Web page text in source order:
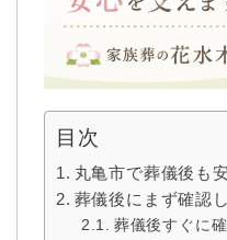
目次
丸亀市で葬儀後も
葬儀後にまず確認
葬儀後すぐに